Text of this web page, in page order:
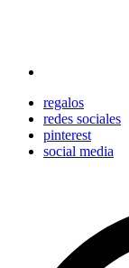
regalos
redes sociales
pinterest
social media